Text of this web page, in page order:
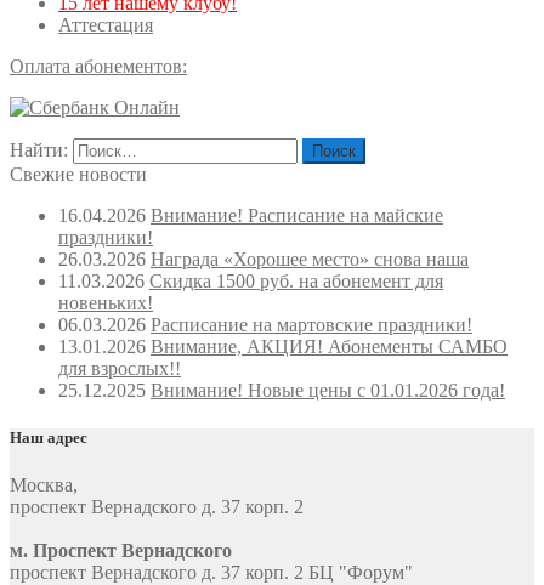
Аттестация
Оплата абонементов:
Найти:
Свежие новости
16.04.2026 Внимание! Расписание на майские
праздники!
26.03.2026 Награда «Хорошее место» снова наша
11.03.2026 Скидка 1500 руб. на абонемент для
новеньких!
06.03.2026 Расписание на мартовские праздники!
13.01.2026 Внимание, АКЦИЯ! Абонементы САМБО
для взрослых!!
25.12.2025 Внимание! Новые цены с 01.01.2026 года!
Наш адрес
Москва,
проспект Вернадского д. 37 корп. 2
м. Проспект Вернадского
проспект Вернадского д. 37 корп. 2 БЦ "Форум"